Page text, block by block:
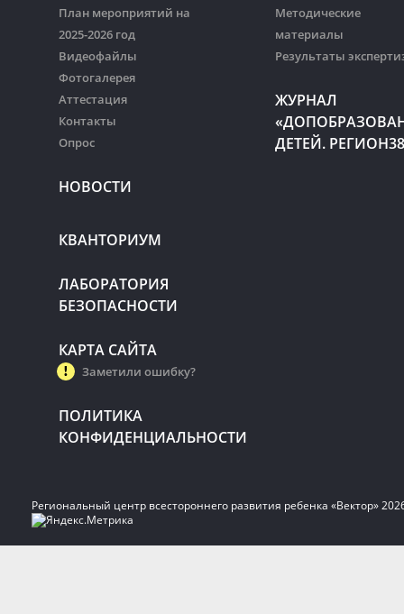
План мероприятий на
2025-2026 год
Видеофайлы
Фотогалерея
Аттестация
Контакты
Опрос
НОВОСТИ
Методические
материалы
Результаты
ЖУРНАЛ
ДЕТЕЙ.
КВАНТОРИУМ
ЛАБОРАТОРИЯ
БЕЗОПАСНОСТИ
КАРТА САЙТА
Заметили ошибку?
ПОЛИТИКА
КОНФИДЕНЦИАЛЬНОСТИ
Региональный центр всестороннего развития ребенка «Вектор»